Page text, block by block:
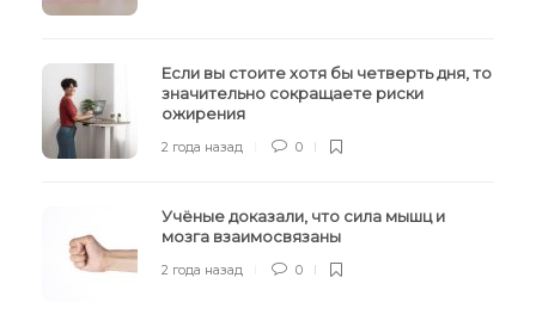
Если вы стоите хотя бы четверть дня, то
значительно сокращаете риски
ожирения
2 года назад 0
Учёные доказали, что сила мышц и
мозга взаимосвязаны
2 года назад 0